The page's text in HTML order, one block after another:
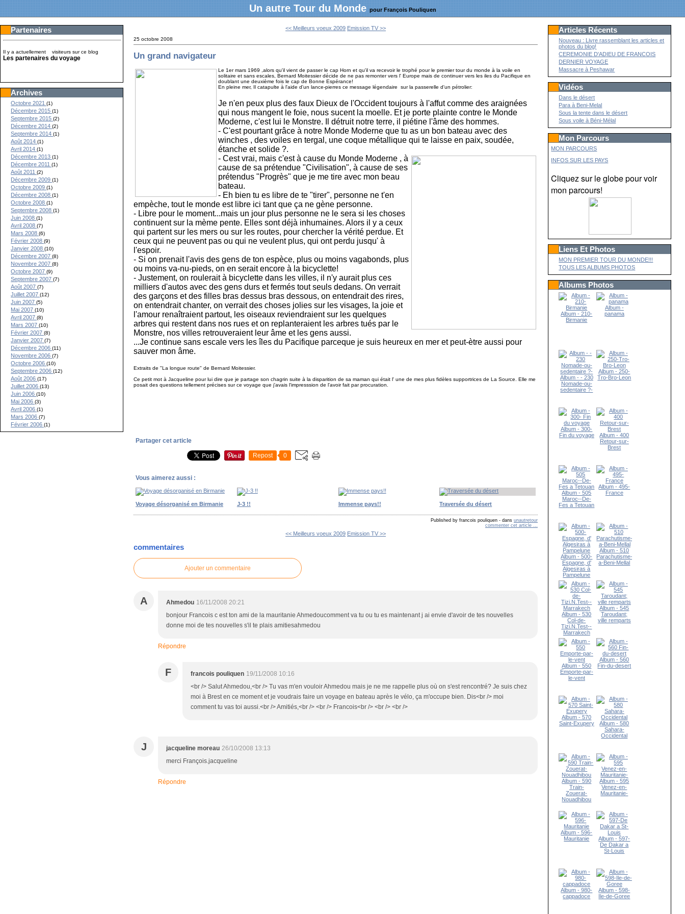
Un autre Tour du Monde pour François Pouliquen
Partenaires
Il y a actuellement visiteurs sur ce blog
Les partenaires du voyage
Archives
Octobre 2021(1)
Décembre 2015(1)
Septembre 2015(2)
Décembre 2014(2)
Septembre 2014(1)
Août 2014(1)
Avril 2014(1)
Décembre 2013(1)
Décembre 2011(1)
Août 2011(2)
Décembre 2009(1)
Octobre 2009(1)
Décembre 2008(1)
Octobre 2008(1)
Septembre 2008(1)
Juin 2008(1)
Avril 2008(7)
Mars 2008(6)
Février 2008(9)
Janvier 2008(10)
Décembre 2007(8)
Novembre 2007(8)
Octobre 2007(9)
Septembre 2007(7)
Août 2007(7)
Juillet 2007(12)
Juin 2007(5)
Mai 2007(10)
Avril 2007(8)
Mars 2007(10)
Février 2007(8)
Janvier 2007(7)
Décembre 2006(11)
Novembre 2006(7)
Octobre 2006(10)
Septembre 2006(12)
Août 2006(17)
Juillet 2006(13)
Juin 2006(10)
Mai 2006(3)
Avril 2006(1)
Mars 2006(7)
Février 2006(1)
<< Meilleurs voeux 2009 Emission TV >>
25 octobre 2008
Un grand navigateur
Le 1er mars 1969 ,alors qu'il vient de passer le cap Horn et qu'il va recevoir le trophé pour le premier tour du monde à la voile en
solitaire et sans escales, Bernard Moitessier décide de ne pas remonter vers l' Europe mais de continuer vers les iles du Pacifique en
doublant une deuxième fois le cap de Bonne Espérance!
En pleine mer, Il catapulte à l'aide d'un lance-pierres ce message légendaire sur la passerelle d'un pétrolier:
Je n'en peux plus des faux Dieux de l'Occident toujours à l'affut comme des araignées
qui nous mangent le foie, nous sucent la moelle. Et je porte plainte contre le Monde
Moderne, c'est lui le Monstre. Il détruit notre terre, il piétine l'âme des hommes.
- C'est pourtant grâce à notre Monde Moderne que tu as un bon bateau avec des
winches , des voiles en tergal, une coque métallique qui te laisse en paix, soudée,
étanche et solide ?.
- Cest vrai, mais c'est à cause du Monde Moderne , à
cause de sa prétendue "Civilisation", à cause de ses
prétendus "Progrès" que je me tire avec mon beau
bateau.
- Eh bien tu es libre de te "tirer", personne ne t'en
empèche, tout le monde est libre ici tant que ça ne gène personne.
- Libre pour le moment...mais un jour plus personne ne le sera si les choses
continuent sur la mème pente. Elles sont déjà inhumaines. Alors il y a ceux
qui partent sur les mers ou sur les routes, pour chercher la vérité perdue. Et
ceux qui ne peuvent pas ou qui ne veulent plus, qui ont perdu jusqu' à
l'espoir.
- Si on prenait l'avis des gens de ton espèce, plus ou moins vagabonds, plus
ou moins va-nu-pieds, on en serait encore à la bicyclette!
- Justement, on roulerait à bicyclette dans les villes, il n'y aurait plus ces
milliers d'autos avec des gens durs et fermés tout seuls dedans. On verrait
des garçons et des filles bras dessus bras dessous, on entendrait des rires,
on entendrait chanter, on verrait des choses jolies sur les visages, la joie et
l'amour renaîtraient partout, les oiseaux reviendraient sur les quelques
arbres qui restent dans nos rues et on replanteraient les arbres tués par le
Monstre, nos villes retrouveraient leur âme et les gens aussi.
...Je continue sans escale vers les îles du Pacifique parceque je suis heureux en mer et peut-ètre aussi pour
sauver mon âme.
Extraits de "La longue route" de Bernard Moitessier.
Ce petit mot à Jacqueline pour lui dire que je partage son chagrin suite à la disparition de sa maman qui était l' une de mes plus fidèles supportrices de La Source. Elle me
posait des questions tellement précises sur ce voyage que j'avais l'impresssion de l'avoir fait par procuration.
Partager cet article
Repost 0
Vous aimerez aussi :
Voyage désorganisé en Birmanie J-3 !! Immense pays!! Traversée du désert
Published by francois pouliquen - dansunautretour
commenter cet article
<< Meilleurs voeux 2009 Emission TV >>
commentaires
Ajouter un commentaire
A Ahmedou 16/11/2008 20:21
bonjour Francois c est ton ami de la mauritanie Ahmedoucomment va tu ou tu es maintenant j ai envie d'avoir de tes nouvelles
donne moi de tes nouvelles s'il te plais amitiesahmedou
Répondre
F francois pouliquen 19/11/2008 10:16
<br /> Salut Ahmedou,<br /> Tu vas m'en vouloir Ahmedou mais je ne me rappelle plus où on s'est rencontré? Je suis chez
moi à Brest en ce moment et je voudrais faire un voyage en bateau après le vélo, ça m'occupe bien. Dis<br /> moi
comment tu vas toi aussi.<br /> Amitiés,<br /> <br /> Francois<br /> <br /> <br />
J jacqueline moreau 26/10/2008 13:13
merci François.jacqueline
Répondre
Articles Récents
Nouveau : Livre rassemblant les articles et
photos du blog!
CEREMONIE D'ADIEU DE FRANCOIS
DERNIER VOYAGE
Massacre à Peshawar
Vidéos
Dans le désert
Para à Beni-Melal
Sous la tente dans le désert
Sous voile à Béni-Mélal
Mon Parcours
MON PARCOURS
INFOS SUR LES PAYS
Cliquez sur le globe pour voir
mon parcours!
Liens Et Photos
MON PREMIER TOUR DU MONDE!!!
TOUS LES ALBUMS PHOTOS
Albums Photos
Album - 210-
Birmanie
Album -
panama
Album - - 230
Nomade-ou-
sedentaire ?-
Album - 250-
Tro-Bro-Leon
Album - 300-
Fin du voyage
Album - 400
Retour-sur-
Brest
Album - 505
Maroc--De-
Fes a Tetouan
Album - 495-
France
Album - 500-
Espagne, d'
Algesiras à
Pampelune
Album - 510
Parachutisme-
a-Beni-Mellal
Album - 530
Col-de-
Tizi.N.Test--
Marrakech
Album - 545
Taroudant;
ville remparts
Album - 550
Emporte-par-
le-vent
Album - 560
Fin-du-desert
Album - 570
Saint-Exupery
Album - 580
Sahara-
Occidental
Album - 590
Train-
Zouerat-
Nouadhibou
Album - 595
Venez-en-
Mauritanie-
Album - 596-
Mauritanie
Album - 597-
De Dakar a
St-Louis
Album - 980-
cappadoce
Album - 598-
Ile-de-Goree